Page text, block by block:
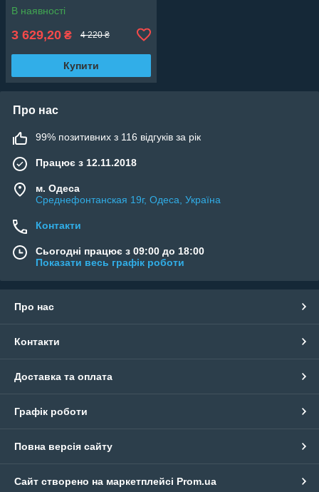
В наявності
3 629,20 ₴ 4 220 ₴
Купити
Про нас
99% позитивних з 116 відгуків за рік
Працює з 12.11.2018
м. Одеса
Среднефонтанская 19г, Одеса, Україна
Контакти
Сьогодні працює з 09:00 до 18:00
Показати весь графік роботи
Про нас
Контакти
Доставка та оплата
Графік роботи
Повна версія сайту
Сайт створено на маркетплейсі Prom.ua